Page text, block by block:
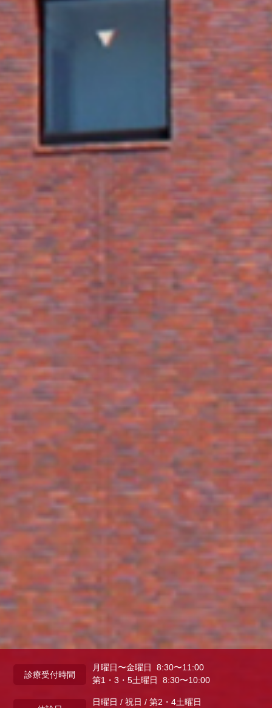
診療受付時間
月曜日〜金曜日 8:30〜11:00
第1・3・5土曜日 8:30〜10:00
日曜日 / 祝日 / 第2・4土曜日